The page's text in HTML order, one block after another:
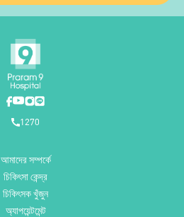
1270
আমাদের সম্পর্কে
চিকিৎসা কেন্দ্র
চিকিৎসক খুঁজুন
অ্যাপয়েন্টমেন্ট